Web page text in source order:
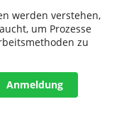
werden verstehen,
um Prozesse
zu
Anmeldung